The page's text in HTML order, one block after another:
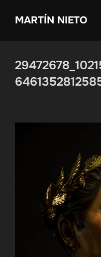
MARTÍN NIETO